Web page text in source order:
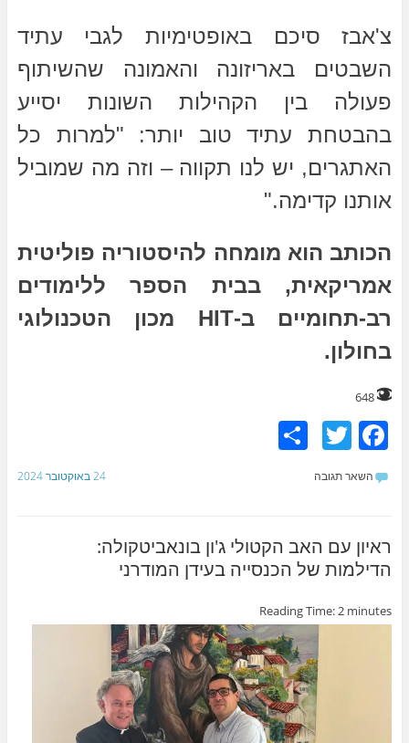
צ'אבז סיכם באופטימיות לגבי עתיד
השבטים באריזונה והאמונה שהשיתוף
פעולה בין הקהילות השונות יסייע
בהבטחת עתיד טוב יותר: "למרות כל
האתגרים, יש לנו תקווה – וזה מה שמוביל
אותנו קדימה."
הכותב הוא מומחה להיסטוריה פוליטית
אמריקאית, בבית הספר ללימודים
רב-תחומיים ב-HIT מכון הטכנולוגי
בחולון.
648
F
a
c
b
o
o
T
w
itt
S
24 באוקטובר 2024 השאר תגובה
ראיון עם האב הקטולי ג'ון בונאביטקולה:
הדילמות של הכנסייה בעידן המודרני
Reading Time: 2 minutes